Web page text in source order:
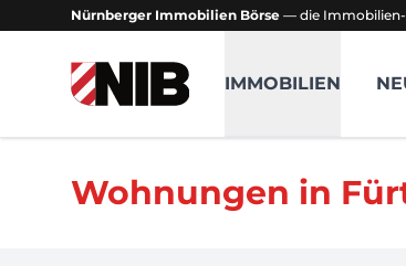
Nürnberger Immobilien Börse — die Immobilien-
NIB - Nürnberger Immobilien Börse
IMMOBILIEN
Wohnungen in